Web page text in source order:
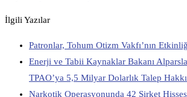
İlgili Yazılar
Patronlar, Tohum Otizm Vakfı’nın
Enerji ve Tabii Kaynaklar Bakanı
TPAO’ya 5,5 Milyar Dolarlık Talep
Narkotik Operasyonunda 42 Şirket